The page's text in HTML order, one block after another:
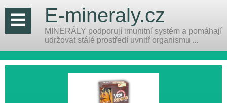
E-mineraly.cz
MINERÁLY podporují imunitní systém a pomáhají
udržovat stálé prostředí uvnitř organismu ...